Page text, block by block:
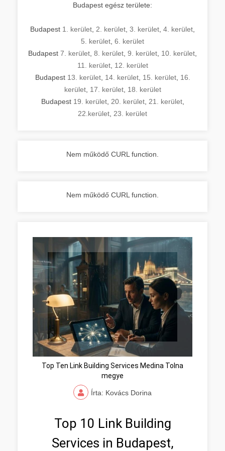
Budapest egész területe:
Budapest 1. kerület 2. kerület 3. kerület 4. kerület
5. kerület 6. kerület
Budapest 7. kerület 8. kerület 9. kerület 10. kerület
11. kerület, 12. kerület
Budapest 13. kerület, 14. kerület, 15. kerület, 16.
kerület, 17. kerület, 18. kerület
Budapest 19. kerület, 20. kerület, 21. kerület,
22.kerület 23. kerület
Nem működő CURL function.
Nem működő CURL function.
Top Ten Link Building Services Medina Tolna
megye
Írta: Kovács Dorina
Top 10 Link Building
Services in Budapest,